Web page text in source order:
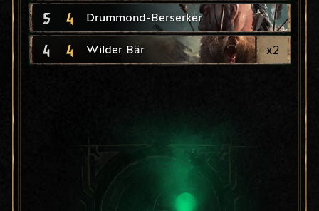
5 4 Drummond-Berserker
4 4 Wilder Bär x2